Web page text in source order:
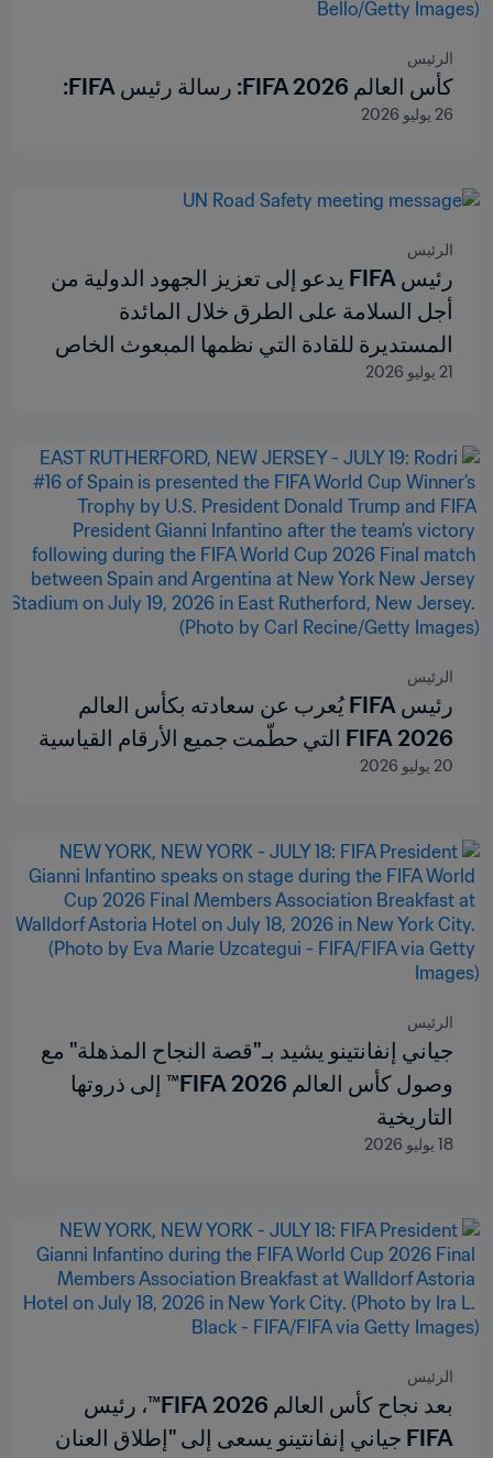
الرئيس
كأس العالم FIFA 2026: رسالة رئيس FIFA:
26 يوليو 2026
الرئيس
رئيس FIFA يدعو إلى تعزيز الجهود الدولية من
أجل السلامة على الطرق خلال المائدة
المستديرة للقادة التي نظمها المبعوث الخاص
للأمم المتحدة المعني بالسلامة على الطرق
21 يوليو 2026
الرئيس
رئيس FIFA يُعرب عن سعادته بكأس العالم
2026 FIFA التي حطّمت جميع الأرقام القياسية
20 يوليو 2026
الرئيس
جياني إنفانتينو يشيد بـ"قصة النجاح المذهلة" مع
وصول كأس العالم 2026 FIFA™ إلى ذروتها
التاريخية
18 يوليو 2026
الرئيس
بعد نجاح كأس العالم 2026 FIFA™، رئيس
FIFA جياني إنفانتينو يسعى إلى "إطلاق العنان